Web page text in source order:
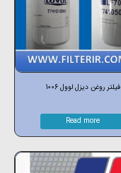
فیلتر روغن دیزل لوول 1006
Read more